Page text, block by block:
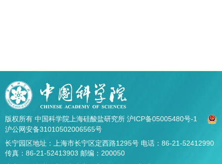
版权所有 中国科学院上海硅酸盐研究所 沪ICP备05005480号-1
沪公网安备31010502006565号
长宁园区地址：上海市长宁区定西路1295号 电话：86-21-52412990
传真：86-21-52413903 邮编：200050